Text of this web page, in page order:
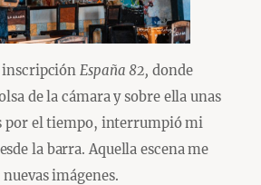
inscripciónEspaña 82, donde
de la cámara y sobre ella unas
por el tiempo, interrumpió mi
la barra. Aquella escena me
imágenes.